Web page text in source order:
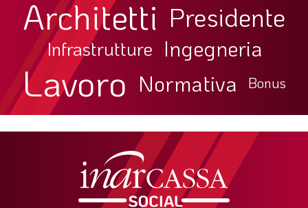
Architetti Presidente
Infrastrutture Ingegneria
Lavoro Normativa Bonus